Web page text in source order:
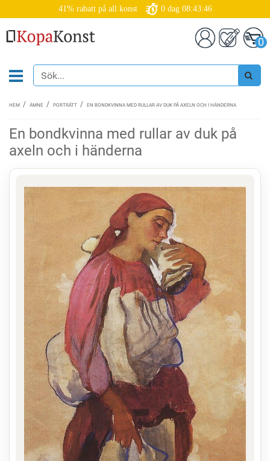
41% rabatt på all konst 0 dag 08:43:46
0
HEM ÄMNE PORTRÄTT EN BONDKVINNA MED RULLAR AV DUK PÅ AXELN OCH I HÄNDERNA
En bondkvinna med rullar av duk på
axeln och i händerna